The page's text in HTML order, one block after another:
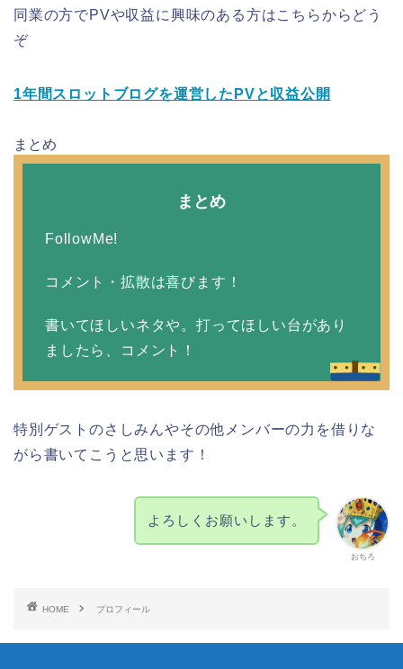
同業の方でPVや収益に興味のある方はこちらからどう
ぞ
1年間スロットブログを運営したPVと収益公開
まとめ
まとめ
FollowMe!
コメント・拡散は喜びます！
書いてほしいネタや。打ってほしい台があり
ましたら、コメント！
特別ゲストのさしみんやその他メンバーの力を借りな
がら書いてこうと思います！
おちろ
よろしくお願いします。
HOME プロフィール